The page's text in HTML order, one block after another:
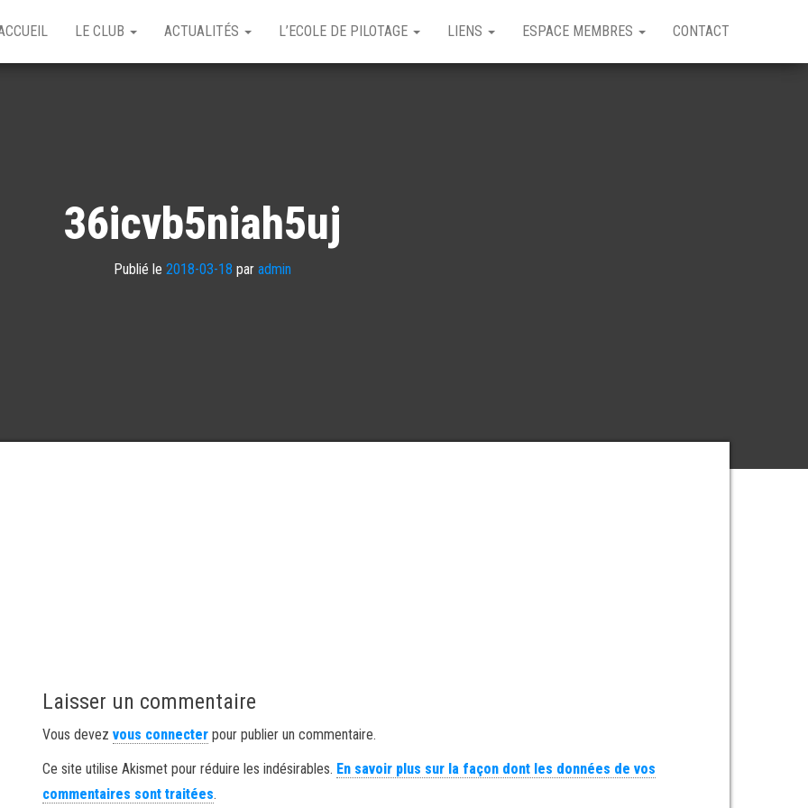
LE CLUB ACTUALITÉS L’ECOLE DE PILOTAGE LIENS ESPACE MEMBRES CONTACT
36icvb5niah5uj
Publié le 2018-03-18 par admin
Laisser un commentaire
Vous devezvous connecter pour publier un commentaire.
Ce site utilise Akismet pour réduire les indésirables. En savoir plus sur la façon dont les données de vos
commentaires sont traitées.